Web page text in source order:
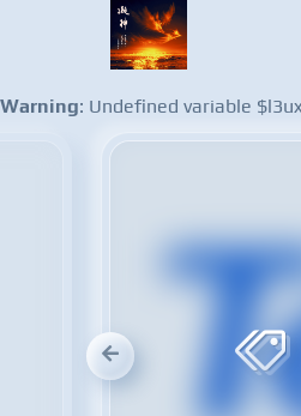
Warning: Undefined variable